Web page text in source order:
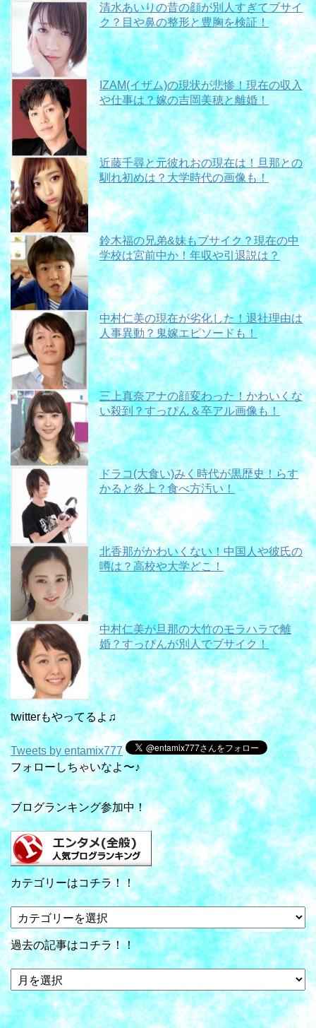
清水あいりの昔の顔が別人すぎてブサイ
ク？目や鼻の整形と豊胸を検証！
IZAM(イザム)の現状が悲惨！現在の収入
や仕事は？嫁の吉岡美穂と離婚！
近藤千尋と元彼れおの現在は！旦那との
馴れ初めは？大学時代の画像も！
鈴木福の兄弟&妹もブサイク？現在の中
学校は宮前中か！年収や引退説は？
中村仁美の現在が劣化した！退社理由は
人事異動？鬼嫁エピソードも！
三上真奈アナの顔変わった！かわいくな
い殺到？すっぴん＆卒アル画像も！
ドラコ(大食い)みく時代が黒歴史！らす
かると炎上？食べ方汚い！
北香那がかわいくない！中国人や彼氏の
噂は？高校や大学どこ！
中村仁美が旦那の大竹のモラハラで離
婚？すっぴんが別人でブサイク！
twitterもやってるよ♫
Tweets by entamix777
フォローしちゃいなよ〜♪
ブログランキング参加中！
カテゴリーはコチラ！！
カ
テ
ゴ
リ
ー
は
コ
チ
過去の記事はコチラ！！
過
去
の
記